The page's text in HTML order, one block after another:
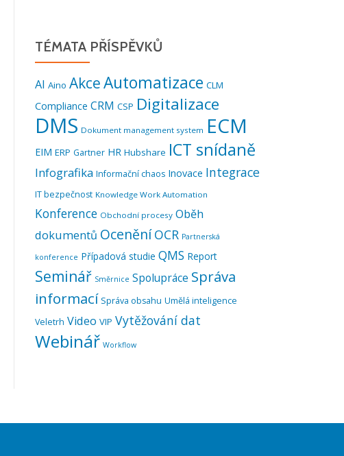
TÉMATA PŘÍSPĚVKŮ
AI Aino AkceAutomatizace CLM
Compliance CRM CSP Digitalizace
DMS Dokument management system ECM
EIM ERP Gartner HR Hubshare ICT snídaně
Infografika Informační chaos Inovace Integrace
IT bezpečnost Knowledge Work Automation
Konference Obchodní procesy Oběh
dokumentů Ocenění OCR Partnerská
konference Případová studie QMS Report
Seminář Směrnice Spolupráce Správa
informací Správa obsahu Umělá inteligence
Veletrh Video VIP Vytěžování dat
Webinář Workflow